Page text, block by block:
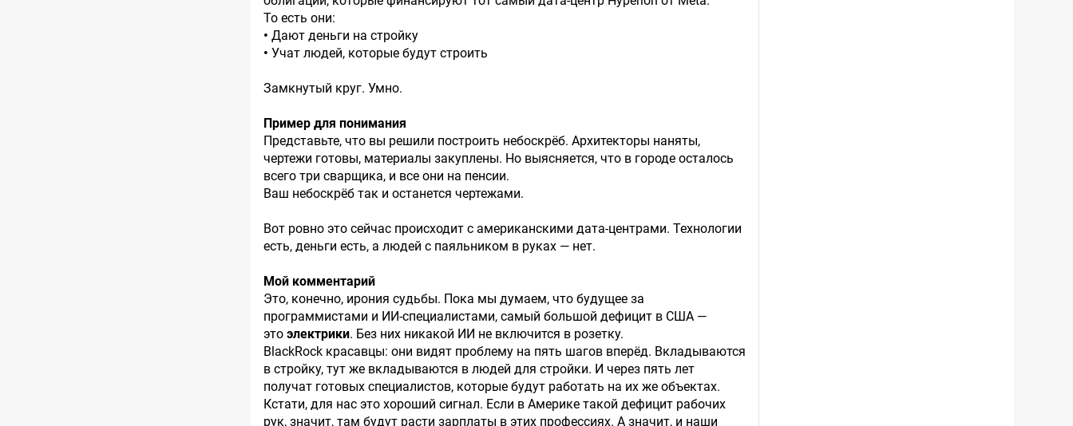
То есть они:
• Дают деньги на стройку
• Учат людей, которые будут строить
Замкнутый круг. Умно.
Пример для понимания
Представьте, что вы решили построить небоскрёб. Архитекторы наняты,
чертежи готовы, материалы закуплены. Но выясняется, что в городе осталось
всего три сварщика, и все они на пенсии.
Ваш небоскрёб так и останется чертежами.
Вот ровно это сейчас происходит с американскими дата-центрами. Технологии
есть, деньги есть, а людей с паяльником в руках — нет.
Мой комментарий
Это, конечно, ирония судьбы. Пока мы думаем, что будущее за
программистами и ИИ-специалистами, самый большой дефицит в США —
это электрики. Без них никакой ИИ не включится в розетку.
BlackRock красавцы: они видят проблему на пять шагов вперёд. Вкладываются
в стройку, тут же вкладываются в людей для стройки. И через пять лет
получат готовых специалистов, которые будут работать на их же объектах.
Кстати, для нас это хороший сигнал. Если в Америке такой дефицит рабочих
рук, значит, там будут расти зарплаты в этих профессиях. А значит, и наши